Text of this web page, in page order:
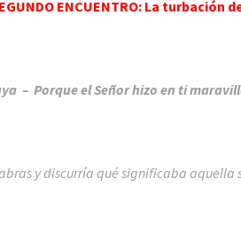
ENCUENTRO: La turbación
– Porque el Señor hizo en ti
y discurría qué significaba aquella